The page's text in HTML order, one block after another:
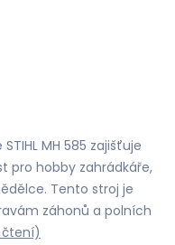
MH 585 zajišťuje
pro hobby zahrádkáře,
Tento stroj je
záhonů a polních